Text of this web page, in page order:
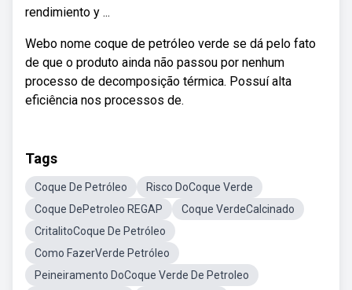
rendimiento y ...
Webo nome coque de petróleo verde se dá pelo fato
de que o produto ainda não passou por nenhum
processo de decomposição térmica. Possuí alta
eficiência nos processos de.
Tags
Coque De Petróleo
Risco DoCoque Verde
Coque DePetroleo REGAP
Coque VerdeCalcinado
CritalitoCoque De Petróleo
Como FazerVerde Petróleo
Peineiramento DoCoque Verde De Petroleo